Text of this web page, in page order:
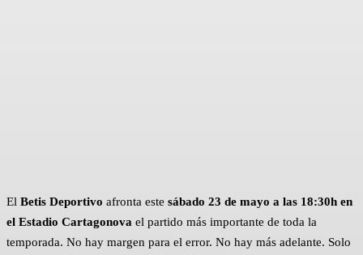
El Betis Deportivo afronta este sábado 23 de mayo a las 18:30h en
el Estadio Cartagonova el partido más importante de toda la
temporada. No hay margen para el error. No hay más adelante. Solo